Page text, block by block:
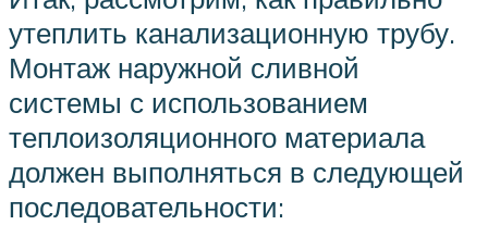
утеплить канализационную трубу.
Монтаж наружной сливной
системы с использованием
теплоизоляционного материала
должен выполняться в следующей
последовательности: